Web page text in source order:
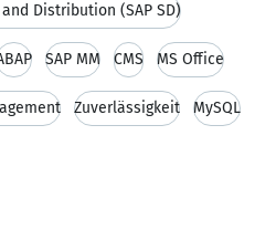
and Distribution (SAP SD)
SAP MM CMS MS Office
Zuverlässigkeit MySQL